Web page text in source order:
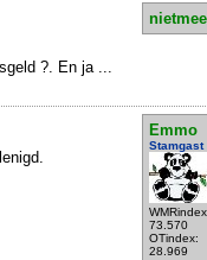
?. En ja ...
Emmo
Stamgast
73.570
OTindex:
28.969